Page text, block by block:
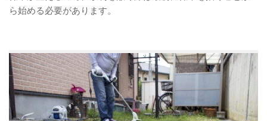
ら始める必要があります。